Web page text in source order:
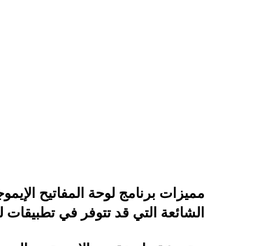
مميزات برنامج لوحة المفاتيح
الشائعة التي قد تتوفر في تطبيقات